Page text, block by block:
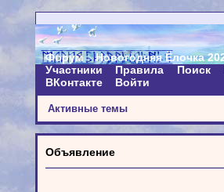
Форум
Новогодняя Ёлочка
Участники
Правила Поиск
ВКонтакте
Войти
Активные темы
Объявление